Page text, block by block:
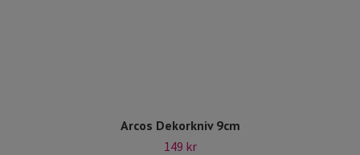
Arcos Dekorkniv 9cm
149 kr